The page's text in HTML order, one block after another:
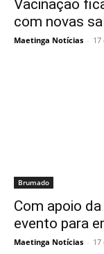
Vacinação
com novas
Maetinga Notícias - 17
Brumado
Com apoio
evento para
Maetinga Notícias - 17